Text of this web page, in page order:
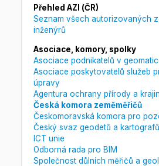
Přehled AZI (ČR)
Seznam všech autorizovaných
inženýrů
Asociace, komory, spolky
Asociace podnikatelů v
Asociace poskytovatelů služeb
úpravy
Agentura ochrany přírody a
Česká komora zeměměřičů
Českomoravská komora pro
Český svaz geodetů a kartografů
ICT unie
Odborná rada pro BIM
Společnost důlních měřičů a